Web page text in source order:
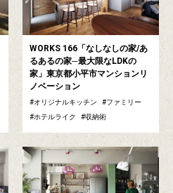
WORKS 166「なしなしの家/あ
るあるの家─最大限なLDKの
家」東京都小平市マンションリ
ノベーション
オリジナルキッチン
ファミリー
ホテルライク
収納術